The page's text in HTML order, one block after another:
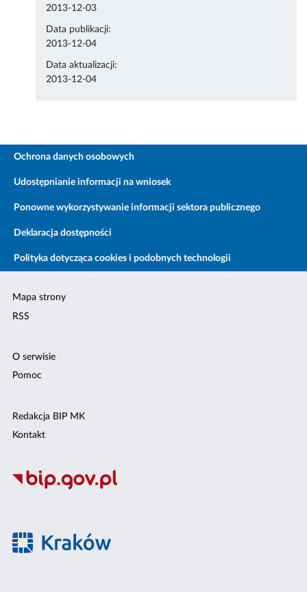
2013-12-03
Data publikacji:
2013-12-04
Data aktualizacji:
2013-12-04
Ochrona danych osobowych
Udostępnianie informacji na wniosek
Ponowne wykorzystywanie informacji sektora publicznego
Deklaracja dostępności
Polityka dotycząca cookies i podobnych technologii
Mapa strony
RSS
O serwisie
Pomoc
Redakcja BIP MK
Kontakt